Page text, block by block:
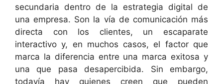
secundaria dentro de la estrategia digital de
una empresa. Son la vía de comunicación más
directa con los clientes, un escaparate
interactivo y, en muchos casos, el factor que
marca la diferencia entre una marca exitosa y
una que pasa desapercibida. Sin embargo,
todavía hay quienes creen que pueden